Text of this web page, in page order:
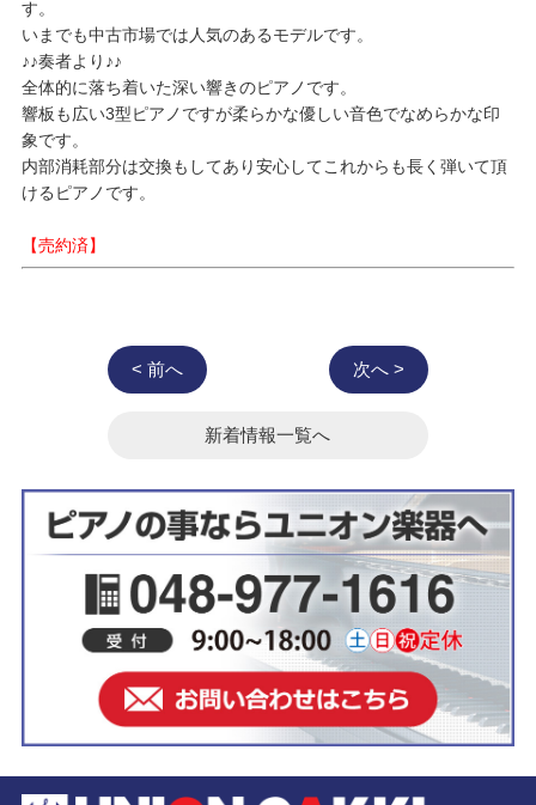
す。
いまでも中古市場では人気のあるモデルです。
♪♪奏者より♪♪
全体的に落ち着いた深い響きのピアノです。
響板も広い3型ピアノですが柔らかな優しい音色でなめらかな印
象です。
内部消耗部分は交換もしてあり安心してこれからも長く弾いて頂
けるピアノです。
【売約済】
< 前へ 次へ >
新着情報一覧へ